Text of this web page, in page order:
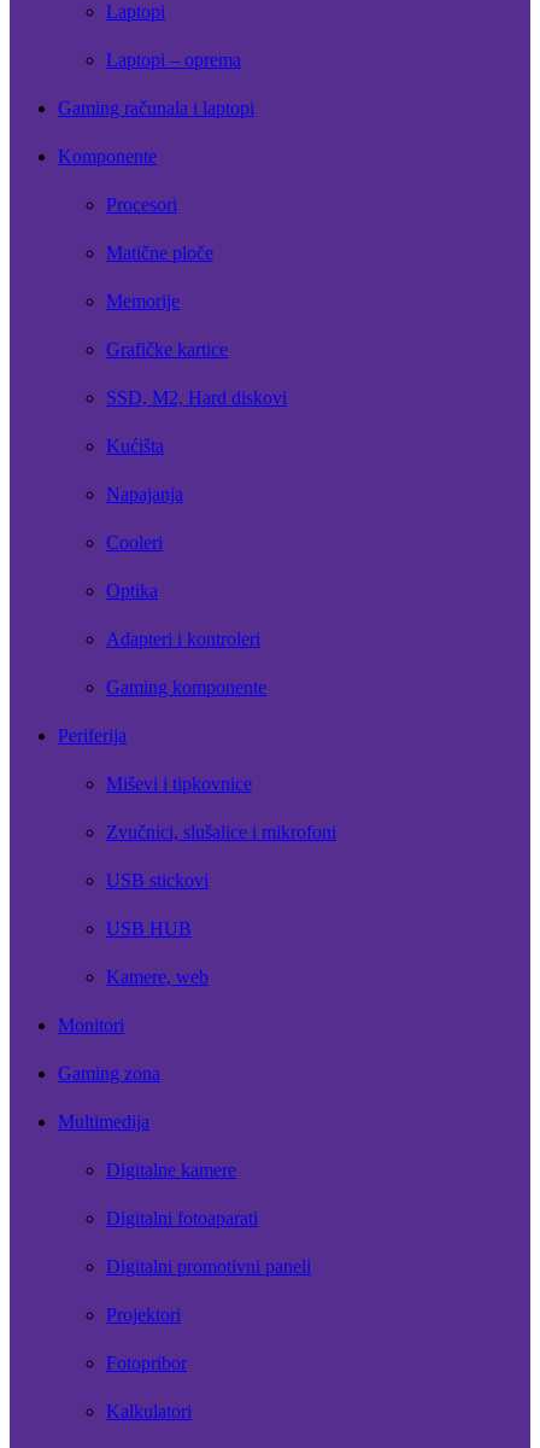
Laptopi
Laptopi – oprema
Gaming računala i laptopi
Komponente
Procesori
Matične ploče
Memorije
Grafičke kartice
SSD, M2, Hard diskovi
Kućišta
Napajanja
Cooleri
Optika
Adapteri i kontroleri
Gaming komponente
Periferija
Miševi i tipkovnice
Zvučnici, slušalice i mikrofoni
USB stickovi
USB HUB
Kamere, web
Monitori
Gaming zona
Multimedija
Digitalne kamere
Digitalni fotoaparati
Digitalni promotivni paneli
Projektori
Fotopribor
Kalkulatori